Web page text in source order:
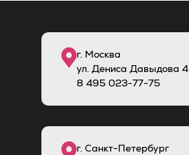
г. Москва
ул. Дениса Давыдова 4
8 495 023-77-75
г. Санкт-Петербург